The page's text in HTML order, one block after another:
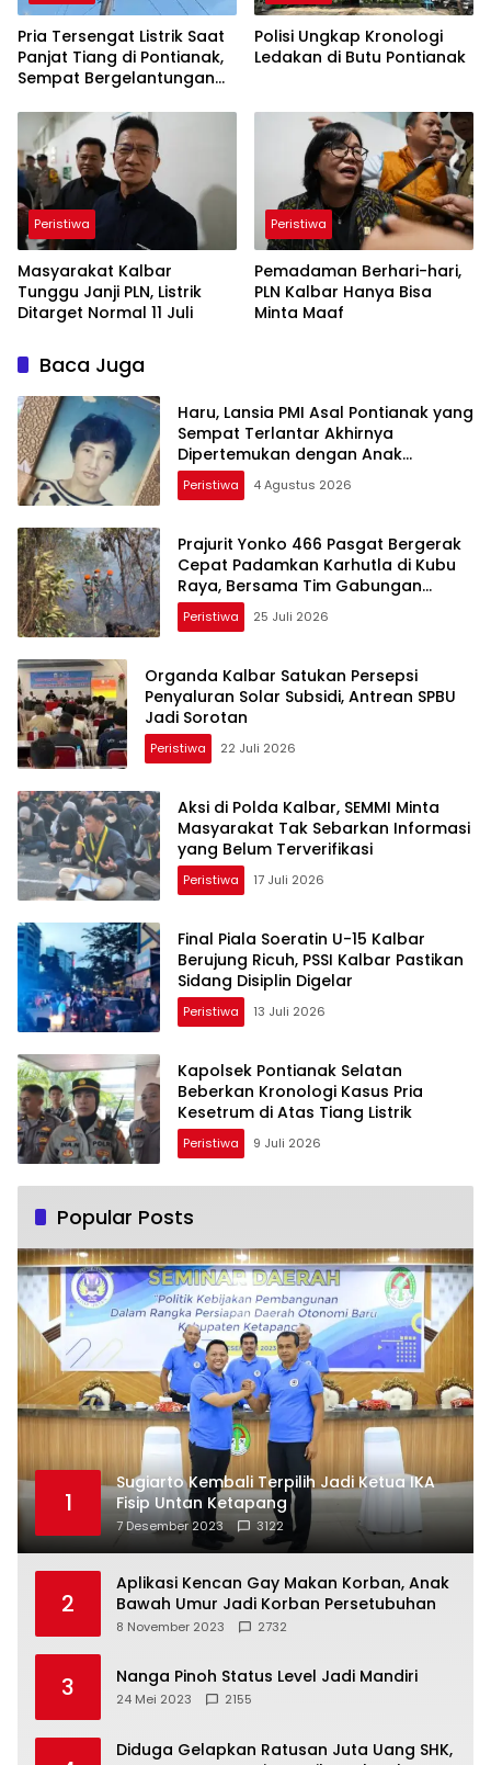
Pria Tersengat Listrik Saat
Panjat Tiang di Pontianak,
Sempat Bergelantungan
Polisi Ungkap Kronologi
Ledakan di Butu Pontianak
Peristiwa
Masyarakat Kalbar
Tunggu Janji PLN, Listrik
Ditarget Normal 11 Juli
Peristiwa
Pemadaman Berhari-hari,
PLN Kalbar Hanya Bisa
Minta Maaf
Baca Juga
Haru, Lansia PMI Asal Pontianak yang
Sempat Terlantar Akhirnya
Dipertemukan dengan Anak
Kandung
Peristiwa 4 Agustus 2026
Prajurit Yonko 466 Pasgat Bergerak
Cepat Padamkan Karhutla di Kubu
Raya, Bersama Tim Gabungan
Cegah Meluasnya Api
Peristiwa 25 Juli 2026
Organda Kalbar Satukan Persepsi
Penyaluran Solar Subsidi, Antrean SPBU
Jadi Sorotan
Peristiwa 22 Juli 2026
Aksi di Polda Kalbar, SEMMI Minta
Masyarakat Tak Sebarkan Informasi
yang Belum Terverifikasi
Peristiwa 17 Juli 2026
Final Piala Soeratin U-15 Kalbar
Berujung Ricuh, PSSI Kalbar Pastikan
Sidang Disiplin Digelar
Peristiwa 13 Juli 2026
Kapolsek Pontianak Selatan
Beberkan Kronologi Kasus Pria
Kesetrum di Atas Tiang Listrik
Peristiwa 9 Juli 2026
Popular Posts
1
Sugiarto Kembali Terpilih Jadi Ketua IKA
Fisip Untan Ketapang
7 Desember 2023 3122
2
Aplikasi Kencan Gay Makan Korban, Anak
Bawah Umur Jadi Korban Persetubuhan
8 November 2023 2732
3 Nanga Pinoh Status Level Jadi Mandiri
24 Mei 2023 2155
Diduga Gelapkan Ratusan Juta Uang SHK,